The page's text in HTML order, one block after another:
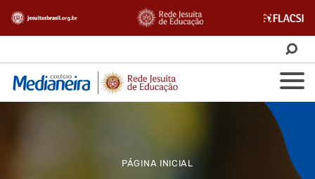
PÁGINA INICIAL